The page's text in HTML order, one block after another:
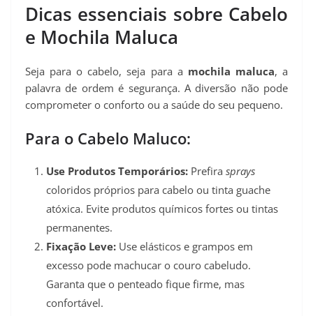
Dicas essenciais sobre Cabelo
e Mochila Maluca
Seja para o cabelo, seja para a mochila maluca, a
palavra de ordem é segurança. A diversão não pode
comprometer o conforto ou a saúde do seu pequeno.
Para o Cabelo Maluco:
Use Produtos Temporários: Prefira sprays
coloridos próprios para cabelo ou tinta guache
atóxica. Evite produtos químicos fortes ou tintas
permanentes.
Fixação Leve: Use elásticos e grampos em
excesso pode machucar o couro cabeludo.
Garanta que o penteado fique firme, mas
confortável.